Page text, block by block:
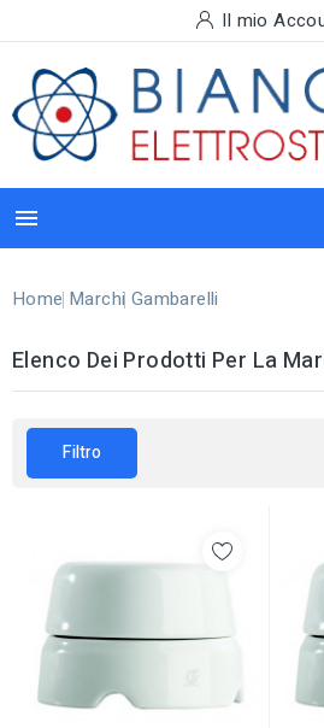
Il mio

Home Marchi Gambarelli
Elenco Dei Prodotti Per La
Filtro